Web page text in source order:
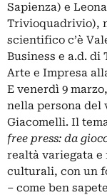
Sapienza) e
Trivioquadrivio),
scientifico c’è
Business e a.d.
Arte e Impresa
E venerdì 9
nella persona del
Giacomelli. Il
free press: da
realtà variegata
culturali, con un
– come ben